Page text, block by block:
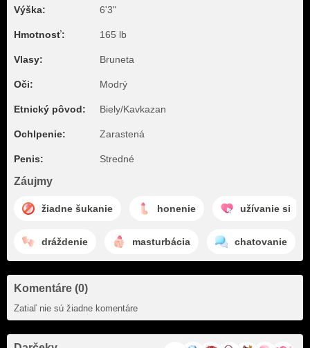
Výška: 6'3"
Hmotnosť: 165 lb
Vlasy: Bruneta
Oči: Modrý
Etnický pôvod: Biely/Kavkazan
Ochlpenie: Zarastená
Penis: Stredné
Záujmy
žiadne šukanie honenie užívanie si
dráždenie masturbácia chatovanie
Komentáre (0)
Zatiaľ nie sú žiadne komentáre